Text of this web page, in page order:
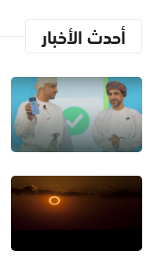
أحدث الأخبار